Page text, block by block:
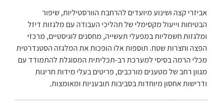
אביזרי קצה ושינוע מיועדים להרחבת הוורסטיליות, שיפור
הבטיחות וייעול מקסימלי של תהליכי העבודה עם מלגזות דיזל
ומלגזות חשמליות במפעלי תעשייה, מחסנים לוגיסטיים, מרכזי
הפצה וחצרות שטח. תוספות אלו הופכות את המלגזה הסטנדרטית
מכלי הרמה בסיסי למערכת רב-תכליתית המסוגלת להתמודד עם
מגוון רחב של מטענים מורכבים, פריטים בעלי מידות חריגות
ודרישות אחסון מיוחדות בסביבות תובעניות ומאומצות.